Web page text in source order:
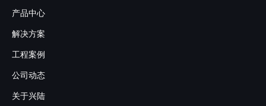
产品中心
解决方案
工程案例
公司动态
关于兴陆